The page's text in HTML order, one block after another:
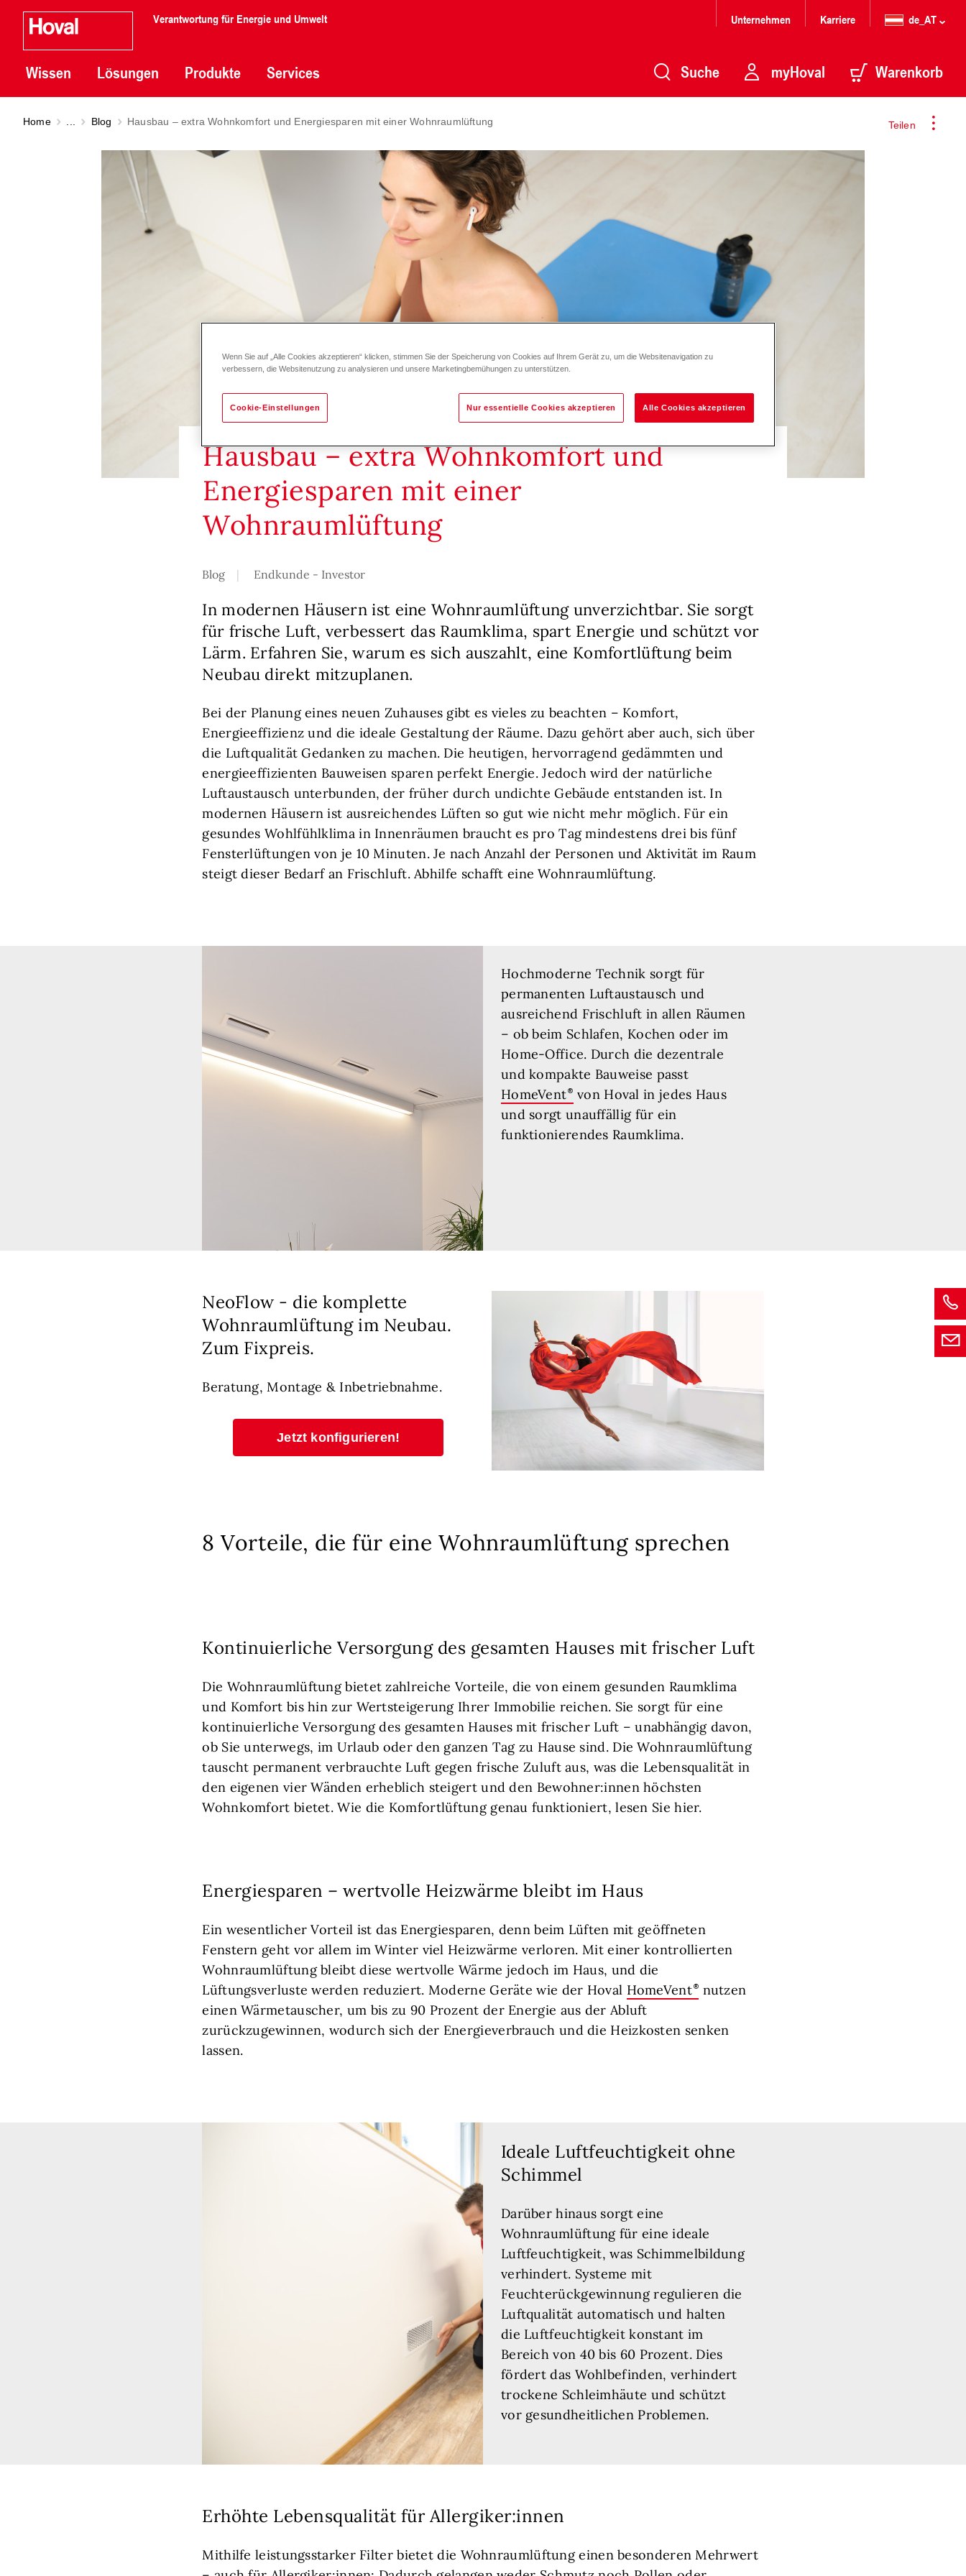
Verantwortung für Energie und Umwelt
Wissen Lösungen Produkte Services
Unternehmen Karriere de_AT
Suche myHoval Warenkorb
Teilen
Home Blog Hausbau – extra Wohnkomfort und Energiesparen mit einer Wohnraumlüftung
Hausbau – extra Wohnkomfort und
Energiesparen mit einer
Wohnraumlüftung
Blog Endkunde - Investor
In modernen Häusern ist eine Wohnraumlüftung unverzichtbar. Sie sorgt
für frische Luft, verbessert das Raumklima, spart Energie und schützt vor
Lärm. Erfahren Sie, warum es sich auszahlt, eine Komfortlüftung beim
Neubau direkt mitzuplanen.
Bei der Planung eines neuen Zuhauses gibt es vieles zu beachten – Komfort,
Energieeffizienz und die ideale Gestaltung der Räume. Dazu gehört aber auch, sich über
die Luftqualität Gedanken zu machen. Die heutigen, hervorragend gedämmten und
energieeffizienten Bauweisen sparen perfekt Energie. Jedoch wird der natürliche
Luftaustausch unterbunden, der früher durch undichte Gebäude entstanden ist. In
modernen Häusern ist ausreichendes Lüften so gut wie nicht mehr möglich. Für ein
gesundes Wohlfühlklima in Innenräumen braucht es pro Tag mindestens drei bis fünf
Fensterlüftungen von je 10 Minuten. Je nach Anzahl der Personen und Aktivität im Raum
steigt dieser Bedarf an Frischluft. Abhilfe schafft eine Wohnraumlüftung.
Hochmoderne Technik sorgt für
permanenten Luftaustausch und
ausreichend Frischluft in allen Räumen
– ob beim Schlafen, Kochen oder im
Home-Office. Durch die dezentrale
und kompakte Bauweise passt
HomeVent
von Hoval in jedes Haus
und sorgt unauffällig für ein
funktionierendes Raumklima.
NeoFlow - die komplette
Wohnraumlüftung im Neubau.
Zum Fixpreis.
Beratung, Montage & Inbetriebnahme.
Jetzt konfigurieren!
8 Vorteile, die für eine Wohnraumlüftung sprechen
Kontinuierliche Versorgung des gesamten Hauses mit frischer Luft
Die Wohnraumlüftung bietet zahlreiche Vorteile, die von einem gesunden Raumklima
und Komfort bis hin zur Wertsteigerung Ihrer Immobilie reichen. Sie sorgt für eine
kontinuierliche Versorgung des gesamten Hauses mit frischer Luft – unabhängig davon,
ob Sie unterwegs, im Urlaub oder den ganzen Tag zu Hause sind. Die Wohnraumlüftung
tauscht permanent verbrauchte Luft gegen frische Zuluft aus, was die Lebensqualität in
den eigenen vier Wänden erheblich steigert und den Bewohner:innen höchsten
Wohnkomfort bietet. Wie die Komfortlüftung genau funktioniert, lesen Sie hier.
Energiesparen – wertvolle Heizwärme bleibt im Haus
Ein wesentlicher Vorteil ist das Energiesparen, denn beim Lüften mit geöffneten
Fenstern geht vor allem im Winter viel Heizwärme verloren. Mit einer kontrollierten
Wohnraumlüftung bleibt diese wertvolle Wärme jedoch im Haus, und die
Lüftungsverluste werden reduziert. Moderne Geräte wie der Hoval HomeVent
nutzen
einen Wärmetauscher, um bis zu 90 Prozent der Energie aus der Abluft
zurückzugewinnen, wodurch sich der Energieverbrauch und die Heizkosten senken
lassen.
Ideale Luftfeuchtigkeit ohne
Schimmel
Darüber hinaus sorgt eine
Wohnraumlüftung für eine ideale
Luftfeuchtigkeit, was Schimmelbildung
verhindert. Systeme mit
Feuchterückgewinnung regulieren die
Luftqualität automatisch und halten
die Luftfeuchtigkeit konstant im
Bereich von 40 bis 60 Prozent. Dies
fördert das Wohlbefinden, verhindert
trockene Schleimhäute und schützt
vor gesundheitlichen Problemen.
Erhöhte Lebensqualität für Allergiker:innen
Mithilfe leistungsstarker Filter bietet die Wohnraumlüftung einen besonderen Mehrwert
Wenn Sie auf „Alle Cookies akzeptieren“ klicken, stimmen Sie der Speicherung von Cookies auf Ihrem Gerät zu, um die Websitenavigation zu
verbessern, die Websitenutzung zu analysieren und unsere Marketingbemühungen zu unterstützen.
Cookie-Einstellungen Nur essentielle Cookies akzeptieren Alle Cookies akzeptieren